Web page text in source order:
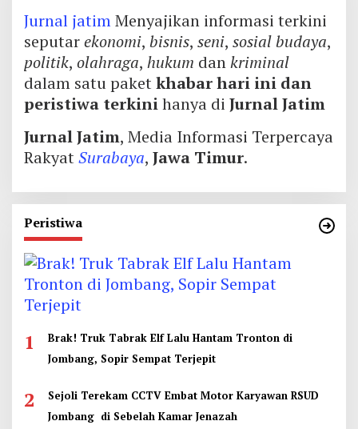
Jurnal jatimMenyajikan informasi terkini
seputarekonomi, bisnis, seni, sosial budaya,
politik, olahraga, hukum dankriminal
dalam satu paketkhabar hari ini dan
peristiwa terkinihanya di Jurnal Jatim
Jurnal Jatim, Media Informasi Terpercaya
RakyatSurabaya, Jawa Timur.
Peristiwa
1
Brak! Truk Tabrak Elf Lalu Hantam Tronton di
Jombang, Sopir Sempat Terjepit
2
Sejoli Terekam CCTV Embat Motor Karyawan RSUD
Jombang di Sebelah Kamar Jenazah